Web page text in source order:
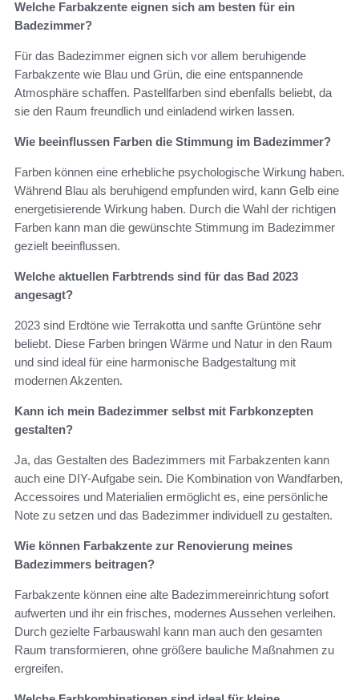
Welche Farbakzente eignen sich am besten für ein
Badezimmer?
Für das Badezimmer eignen sich vor allem beruhigende
Farbakzente wie Blau und Grün, die eine entspannende
Atmosphäre schaffen. Pastellfarben sind ebenfalls beliebt, da
sie den Raum freundlich und einladend wirken lassen.
Wie beeinflussen Farben die Stimmung im Badezimmer?
Farben können eine erhebliche psychologische Wirkung haben.
Während Blau als beruhigend empfunden wird, kann Gelb eine
energetisierende Wirkung haben. Durch die Wahl der richtigen
Farben kann man die gewünschte Stimmung im Badezimmer
gezielt beeinflussen.
Welche aktuellen Farbtrends sind für das Bad 2023
angesagt?
2023 sind Erdtöne wie Terrakotta und sanfte Grüntöne sehr
beliebt. Diese Farben bringen Wärme und Natur in den Raum
und sind ideal für eine harmonische Badgestaltung mit
modernen Akzenten.
Kann ich mein Badezimmer selbst mit Farbkonzepten
gestalten?
Ja, das Gestalten des Badezimmers mit Farbakzenten kann
auch eine DIY-Aufgabe sein. Die Kombination von Wandfarben,
Accessoires und Materialien ermöglicht es, eine persönliche
Note zu setzen und das Badezimmer individuell zu gestalten.
Wie können Farbakzente zur Renovierung meines
Badezimmers beitragen?
Farbakzente können eine alte Badezimmereinrichtung sofort
aufwerten und ihr ein frisches, modernes Aussehen verleihen.
Durch gezielte Farbauswahl kann man auch den gesamten
Raum transformieren, ohne größere bauliche Maßnahmen zu
ergreifen.